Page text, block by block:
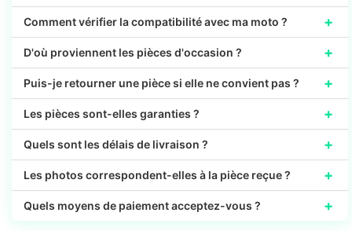
Comment vérifier la compatibilité avec ma moto ? +
D'où proviennent les pièces d'occasion ? +
Puis-je retourner une pièce si elle ne convient pas ? +
Les pièces sont-elles garanties ? +
Quels sont les délais de livraison ? +
Les photos correspondent-elles à la pièce reçue ? +
Quels moyens de paiement acceptez-vous ? +